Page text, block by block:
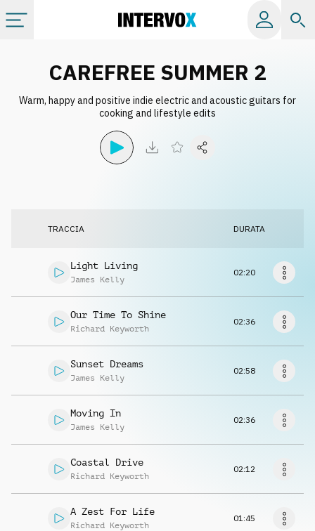
Album
Licenze
Info
Richiedi musica
CAREFREE SUMMER 2
Warm, happy and positive indie electric and acoustic guitars for
cooking and lifestyle edits
TRACCIA DURATA
Light Living
James Kelly
02:20
Our Time To Shine
Richard Keyworth
02:36
Sunset Dreams
James Kelly
02:58
Moving In
James Kelly
02:36
Coastal Drive
Richard Keyworth
02:12
A Zest For Life
Richard Keyworth
01:45